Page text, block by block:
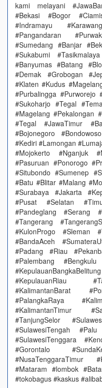
kami melayani
#Bekasi #Bogor
#Indramayu
#Pangandaran
#Sumedang #Banjar
#Sukabumi
#Banyumas #Batang
#Demak #Grobogan
#Klaten #Kudus
#Purbalingga #Purworejo
#Sukoharjo #Tegal
#Magelang #Pekalongan
#Tegal #JawaTimur
#Bojonegoro
#Kediri #Lamongan
#Mojokerto #Nganjuk
#Pasuruan #Ponorogo
#Situbondo #Sumenep
#Batu #Blitar #Malang
#Surabaya #Jakarta
#Pusat #Selatan
#Pandeglang #Serang
#Tangerang
#KulonProgo #Sleman
#BandaAceh
#Padang #Riau
#Palembang
#KepulauanRiau
#KalimantanBarat
#PalangkaRaya
#KalimantanTimur
#TanjungSelor
#SulawesiTengah
#SulawesiTenggara
#Gorontalo
#NusaTenggaraTimur
#Mataram #lombok
#tokobagus #kaskus